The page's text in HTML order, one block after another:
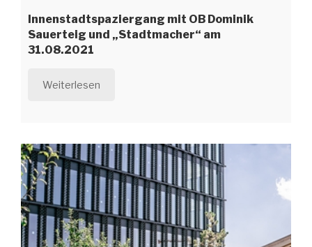
Innenstadtspaziergang mit OB Dominik
Sauerteig und „Stadtmacher“ am
31.08.2021
Weiterlesen